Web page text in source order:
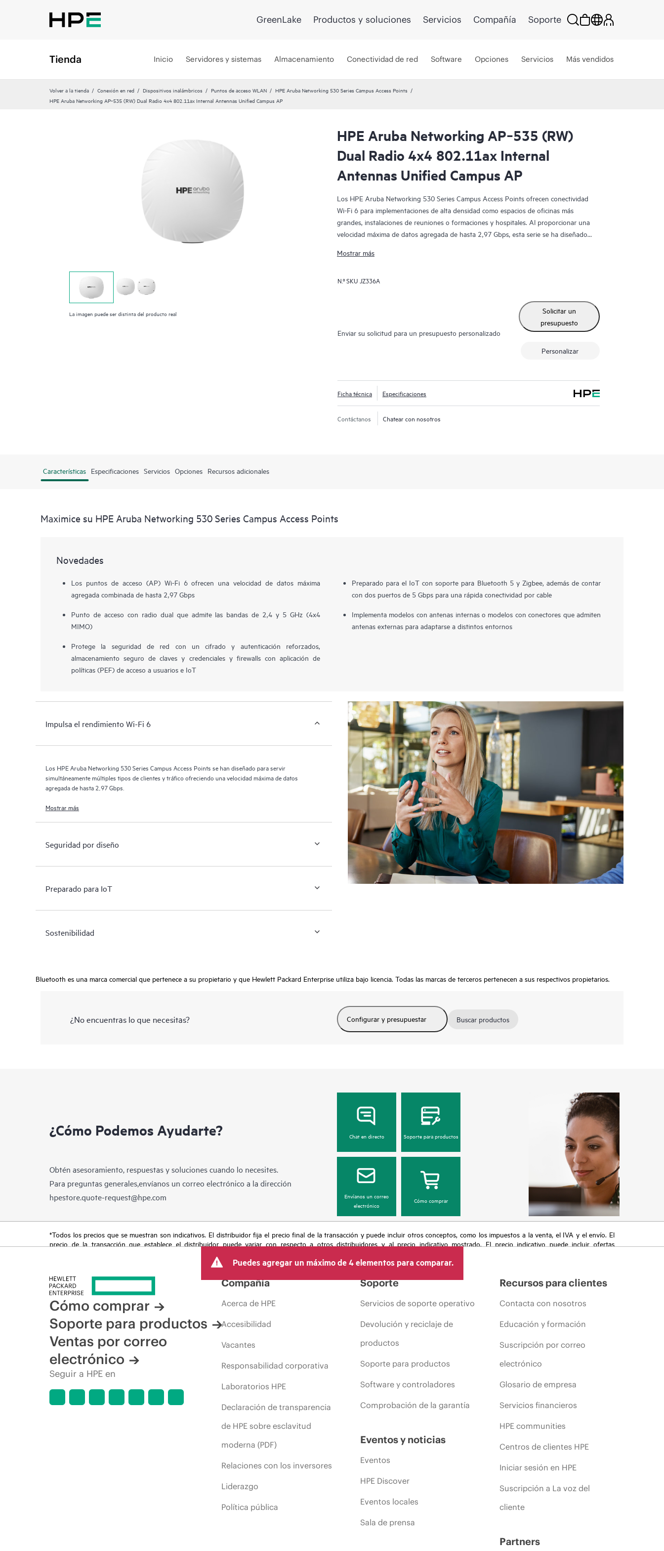
GreenLake Productos y soluciones Servicios Compañía Soporte
Tienda Inicio Servidores y sistemas Almacenamiento Conectividad de red Software Opciones Servicios Más vendidos
Volver a la tienda Conexión en red Dispositivos inalámbricos Puntos de acceso WLAN
HPE Aruba Networking 530 Series Campus Access Points
HPE Aruba Networking AP‑535 (RW) Dual Radio 4x4 802.11ax Internal Antennas Unified Campus AP
La imagen puede ser distinta del producto real
HPE Aruba Networking AP‑535 (RW)
Dual Radio 4x4 802.11ax Internal
Antennas Unified Campus AP
Los HPE Aruba Networking 530 Series Campus Access Points ofrecen conectividad
Wi-Fi 6 para implementaciones de alta densidad como espacios de oficinas más
grandes, instalaciones de reuniones o formaciones y hospitales. Al proporcionar una
velocidad máxima de datos agregada de hasta 2,97 Gbps, esta serie se ha diseñado
MU-MIMO bidireccional y Target Wait Time (TWT) para un mejor rendimiento
experiencia técnica in situ, para facilitar la implementación en sucursales y el trabajo
remoto. HPE Aruba Networking Central proporciona un panel único para supervisar
las LAN cableadas e inalámbricas, WAN, y VPN. La solución incorpora de forma
nativa análisis impulsados por IA, organización y automatización integrales, así como
funciones de seguridad avanzadas. La serie 530 incluye una garantía limitada de por
Mostrar más
N.º SKU JZ336A
Enviar su solicitud para un presupuesto personalizado
Solicitar un
presupuesto
Personalizar
Ficha técnica Especificaciones
Contáctanos Chatear con nosotros
Características Especificaciones Servicios Opciones Recursos adicionales
Maximice su HPE Aruba Networking 530 Series Campus Access Points
Novedades
Los puntos de acceso (AP) Wi-Fi 6 ofrecen una velocidad de datos máxima
agregada combinada de hasta 2,97 Gbps
Punto de acceso con radio dual que admite las bandas de 2,4 y 5 GHz (4x4
MIMO)
Protege la seguridad de red con un cifrado y autenticación reforzados,
almacenamiento seguro de claves y credenciales y firewalls con aplicación de
políticas (PEF) de acceso a usuarios e IoT
Preparado para el IoT con soporte para Bluetooth 5 y Zigbee, además de contar
con dos puertos de 5 Gbps para una rápida conectividad por cable
Implementa modelos con antenas internas o modelos con conectores que admiten
antenas externas para adaptarse a distintos entornos
Impulsa el rendimiento Wi-Fi 6
Los HPE Aruba Networking 530 Series Campus Access Points se han diseñado para servir
simultáneamente múltiples tipos de clientes y tráfico ofreciendo una velocidad máxima de datos
agregada de hasta 2,97 Gbps.
Mostrar más
Seguridad por diseño
Preparado para IoT
Sostenibilidad
Bluetooth es una marca comercial que pertenece a su propietario y que Hewlett Packard Enterprise utiliza bajo licencia. Todas las marcas de terceros pertenecen a sus respectivos propietarios.
¿No encuentras lo que necesitas? Configurar y presupuestar Buscar productos
¿Cómo Podemos Ayudarte?
Obtén asesoramiento, respuestas y soluciones cuando lo necesites.
Para preguntas generales,envíanos un correo electrónico a la dirección
hpestore.quote-request@hpe.com
Chat en directo Soporte para productos
Envíanos un correo
electrónico
Cómo comprar
*Todos los precios que se muestran son indicativos. El distribuidor fija el precio final de la transacción y puede incluir otros conceptos, como los impuestos a la venta, el IVA y el envío. El
precio de la transacción que establece el distribuidor puede variar con respecto a otros distribuidores y al precio indicativo mostrado. El precio indicativo puede incluir ofertas
del mercado, descatalogación de productos, disponibilidad limitada de productos, promociones de fin de la vida útil y errores en los anuncios.
Puedes agregar un máximo de 4 elementos para comparar.
Cómo comprar
Soporte para productos
Ventas por correo
electrónico
Seguir a HPE en
Compañía
Acerca de HPE
Accesibilidad
Vacantes
Responsabilidad corporativa
Laboratorios HPE
Declaración de transparencia
de HPE sobre esclavitud
moderna (PDF)
Relaciones con los inversores
Liderazgo
Política pública
Soporte
Servicios de soporte operativo
Devolución y reciclaje de
productos
Soporte para productos
Software y controladores
Comprobación de la garantía
Eventos y noticias
Eventos
HPE Discover
Eventos locales
Sala de prensa
Recursos para clientes
Contacta con nosotros
Educación y formación
Suscripción por correo
electrónico
Glosario de empresa
Servicios financieros
HPE communities
Centros de clientes HPE
Iniciar sesión en HPE
Suscripción a La voz del
cliente
Partners